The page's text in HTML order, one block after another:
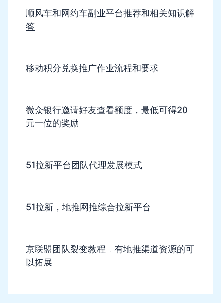
顺风车和网约车副业平台推荐和相关知识解
答
移动积分兑换推广作业流程和要求
微众银行邀请好友查看额度，最低可得20
元一位的奖励
51拉新平台团队代理发展模式
51拉新，地推网推综合拉新平台
京联盟团队裂变教程，有地推渠道资源的可
以拓展